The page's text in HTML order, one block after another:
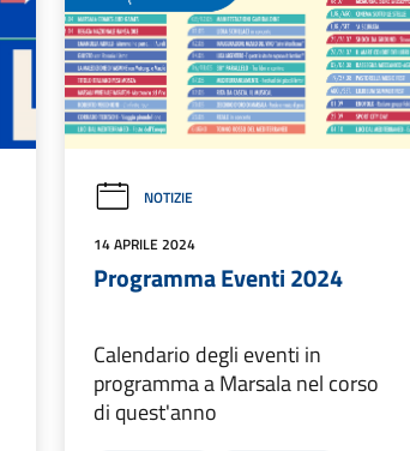
NOTIZIE
14 APRILE 2024
Programma Eventi 2024
Calendario degli eventi in
programma a Marsala nel corso
di quest'anno